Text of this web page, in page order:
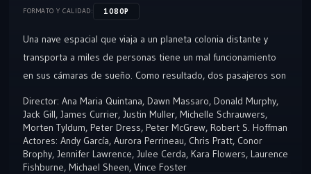
FORMATO Y CALIDAD: 1080P
Una nave espacial que viaja a un planeta colonia distante y
transporta a miles de personas tiene un mal funcionamiento
en sus cámaras de sueño. Como resultado, dos pasajeros son
Director: Ana Maria Quintana, Dawn Massaro, Donald Murphy,
Jack Gill, James Currier, Justin Muller, Michelle Schrauwers,
Morten Tyldum, Peter Dress, Peter McGrew, Robert S. Hoffman
Actores: Andy García, Aurora Perrineau, Chris Pratt, Conor
Brophy, Jennifer Lawrence, Julee Cerda, Kara Flowers, Laurence
Fishburne, Michael Sheen, Vince Foster